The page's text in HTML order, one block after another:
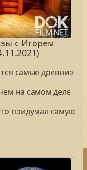
с Игорем
самые древние
на самом деле
придумал самую